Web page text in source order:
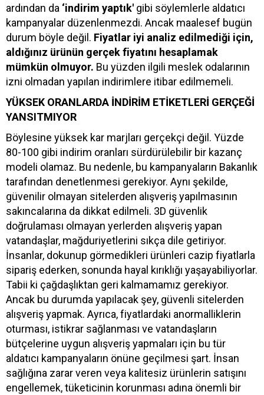
ardından da ‘indirim yaptık' gibi söylemlerle aldatıcı
kampanyalar düzenlenmezdi. Ancak maalesef bugün
durum böyle değil. Fiyatlar iyi analiz edilmediği için,
aldığınız ürünün gerçek fiyatını hesaplamak
mümkün olmuyor. Bu yüzden ilgili meslek odalarının
izni olmadan yapılan indirimlere itibar edilmemeli.
YÜKSEK ORANLARDA İNDİRİM ETİKETLERİ GERÇEĞİ
YANSITMIYOR
Böylesine yüksek kar marjları gerçekçi değil. Yüzde
80-100 gibi indirim oranları sürdürülebilir bir kazanç
modeli olamaz. Bu nedenle, bu kampanyaların Bakanlık
tarafından denetlenmesi gerekiyor. Aynı şekilde,
güvenilir olmayan sitelerden alışveriş yapılmasının
sakıncalarına da dikkat edilmeli. 3D güvenlik
doğrulaması olmayan yerlerden alışveriş yapan
vatandaşlar, mağduriyetlerini sıkça dile getiriyor.
İnsanlar, dokunup görmedikleri ürünleri cazip fiyatlarla
sipariş ederken, sonunda hayal kırıklığı yaşayabiliyorlar.
Tabii ki çağdaşlıktan geri kalmamamız gerekiyor.
Ancak bu durumda yapılacak şey, güvenli sitelerden
alışveriş yapmak. Ayrıca, fiyatlardaki anormalliklerin
oturması, istikrar sağlanması ve vatandaşların
bütçelerine uygun alışveriş yapmaları için bu tür
aldatıcı kampanyaların önüne geçilmesi şart. İnsan
sağlığına zarar veren veya kalitesiz ürünlerin satışını
engellemek, tüketicinin korunması adına önemli bir